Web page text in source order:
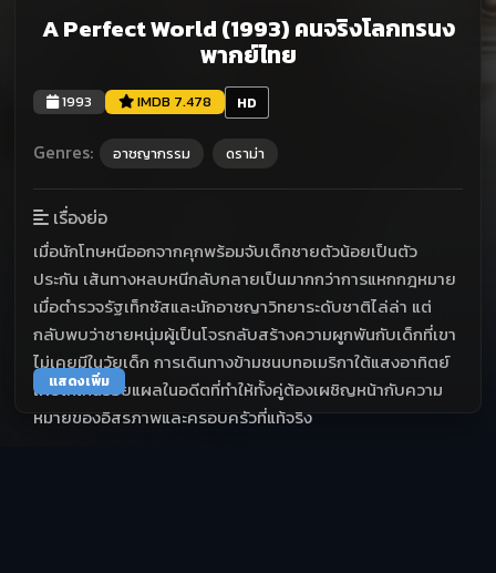
A Perfect World (1993) คนจริงโลกทรนง
พากย์ไทย
1993 IMDB 7.478 HD
Genres: อาชญากรรม ดราม่า
เรื่องย่อ
เมื่อนักโทษหนีออกจากคุกพร้อมจับเด็กชายตัวน้อยเป็นตัว
ประกัน เส้นทางหลบหนีกลับกลายเป็นมากกว่าการแหกกฎหมาย
เมื่อตำรวจรัฐเท็กซัสและนักอาชญาวิทยาระดับชาติไล่ล่า แต่
กลับพบว่าชายหนุ่มผู้เป็นโจรกลับสร้างความผูกพันกับเด็กที่เขา
ไม่เคยมีในวัยเด็ก การเดินทางข้ามชนบทอเมริกาใต้แสงอาทิตย์
เผยให้เห็นรอยแผลในอดีตที่ทำให้ทั้งคู่ต้องเผชิญหน้ากับความ
หมายของอิสรภาพและครอบครัวที่แท้จริง
แสดงเพิ่ม